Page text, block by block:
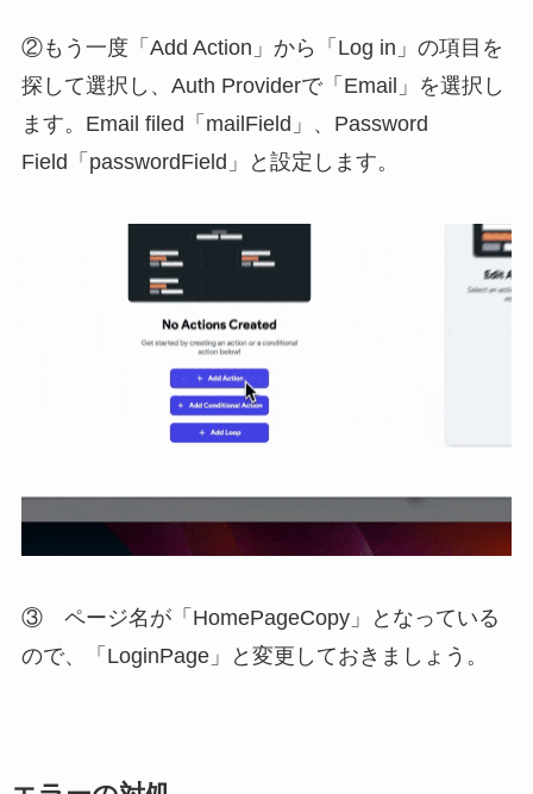
②もう一度「Add Action」から「Log in」の項目を
探して選択し、Auth Providerで「Email」を選択し
ます。Email filed「mailField」、Password
Field「passwordField」と設定します。
③ ページ名が「HomePageCopy」となっている
ので、「LoginPage」と変更しておきましょう。